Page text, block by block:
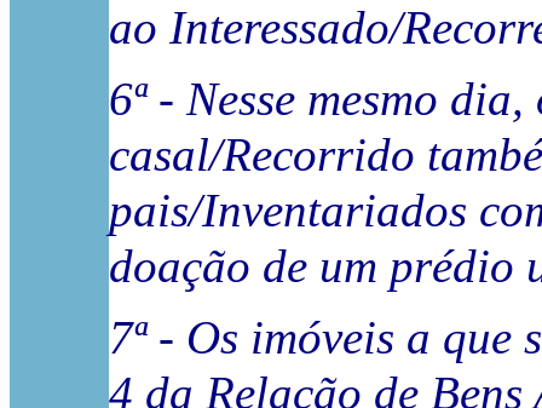
ao Interessado/
6ª - Nesse mesmo
casal/Recorrido
pais/Inventariados
doação de um prédio
7ª - Os imóveis a que
4 da Relação de